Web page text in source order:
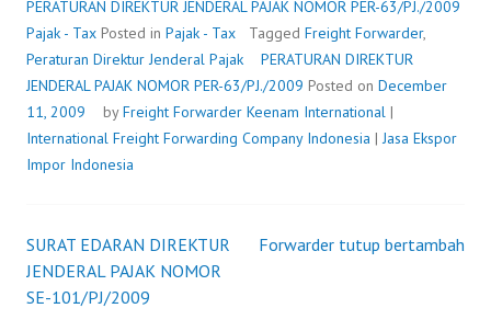
PAJAK
NOMOR
PER-
63/PJ./2009
PERATURAN DIREKTUR JENDERAL PAJAK NOMOR PER-63/PJ./2009
Pajak - Tax Posted in Pajak - Tax Tagged Freight Forwarder,
Peraturan Direktur Jenderal Pajak
PERATURAN DIREKTUR
JENDERAL PAJAK NOMOR PER-63/PJ./2009 Posted on December
11, 2009
byFreight Forwarder Keenam International |
International Freight Forwarding Company Indonesia |Jasa Ekspor
Impor Indonesia
Post
navigation
SURAT EDARAN DIREKTUR
JENDERAL PAJAK NOMOR
SE-101/PJ/2009
Forwarder tutup bertambah